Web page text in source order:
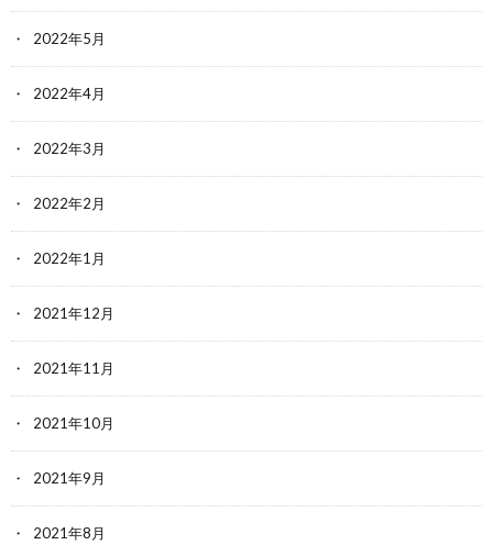
2022年5月
2022年4月
2022年3月
2022年2月
2022年1月
2021年12月
2021年11月
2021年10月
2021年9月
2021年8月